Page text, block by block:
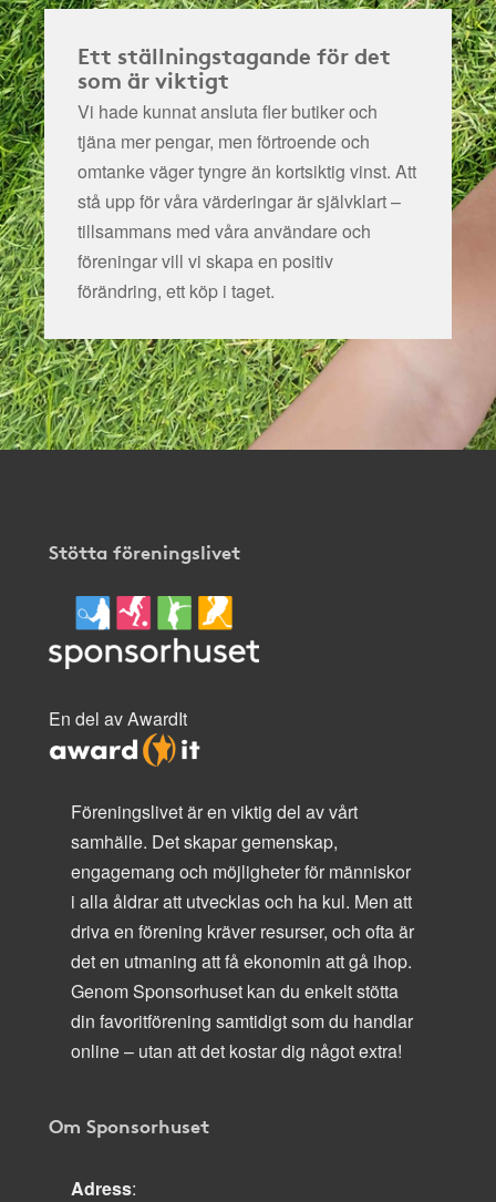
Ett ställningstagande för det
som är viktigt
Vi hade kunnat ansluta fler butiker och
tjäna mer pengar, men förtroende och
omtanke väger tyngre än kortsiktig vinst. Att
stå upp för våra värderingar är självklart –
tillsammans med våra användare och
föreningar vill vi skapa en positiv
förändring, ett köp i taget.
Stötta föreningslivet
En del av AwardIt
Föreningslivet är en viktig del av vårt
samhälle. Det skapar gemenskap,
engagemang och möjligheter för människor
i alla åldrar att utvecklas och ha kul. Men att
driva en förening kräver resurser, och ofta är
det en utmaning att få ekonomin att gå ihop.
Genom Sponsorhuset kan du enkelt stötta
din favoritförening samtidigt som du handlar
online – utan att det kostar dig något extra!
Om Sponsorhuset
Adress: